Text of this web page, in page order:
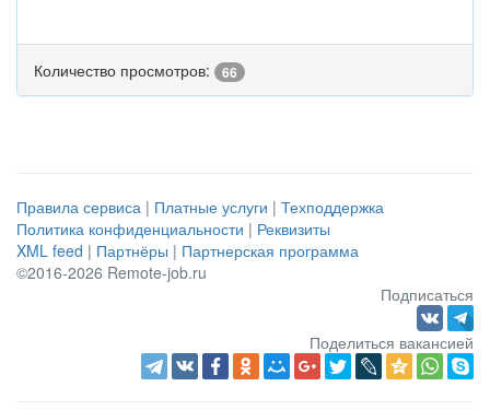
Количество просмотров: 66
Правила сервиса | Платные услуги | Техподдержка
Политика конфиденциальности | Реквизиты
XML feed | Партнёры | Партнерская программа
©2016-2026 Remote-job.ru
Подписаться
Поделиться вакансией